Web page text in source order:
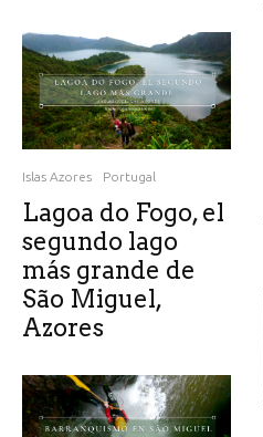
Islas Azores Portugal
Lagoa do Fogo, el
segundo lago
más grande de
São Miguel,
Azores